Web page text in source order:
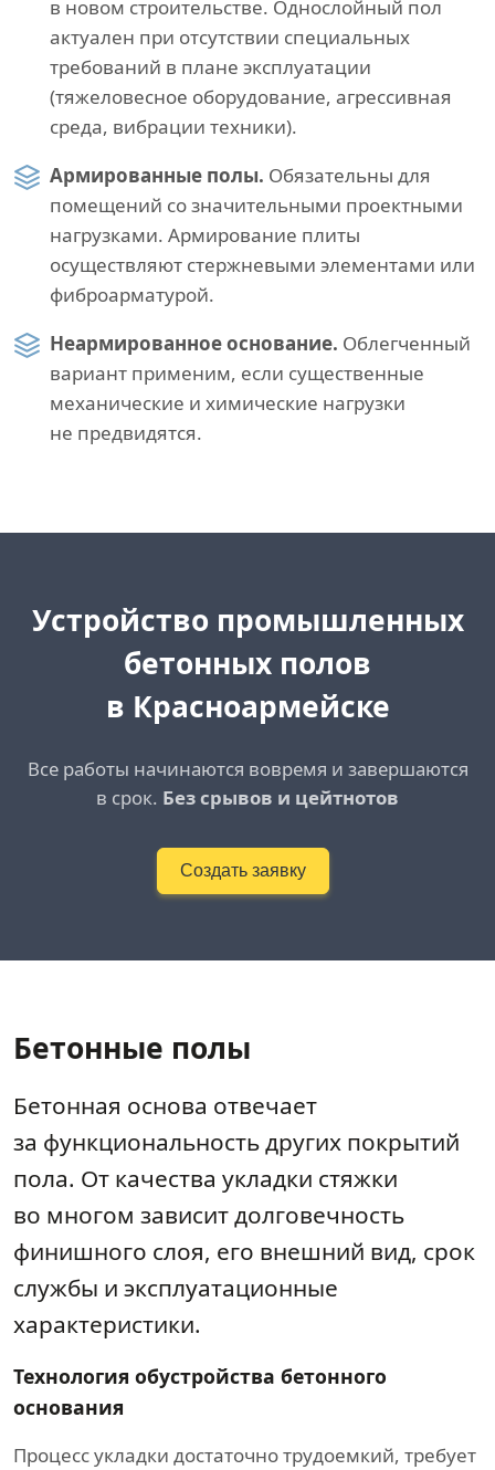
в новом строительстве. Однослойный пол
актуален при отсутствии специальных
требований в плане эксплуатации
(тяжеловесное оборудование, агрессивная
среда, вибрации техники).
Армированные полы. Обязательны для
помещений со значительными проектными
нагрузками. Армирование плиты
осуществляют стержневыми элементами или
фиброарматурой.
Неармированное основание. Облегченный
вариант применим, если существенные
механические и химические нагрузки
не предвидятся.
Устройство промышленных
бетонных полов
в Красноармейске
Все работы начинаются вовремя и завершаются
в срок. Без срывов и цейтнотов
Создать заявку
Бетонные полы
Бетонная основа отвечает
за функциональность других покрытий
пола. От качества укладки стяжки
во многом зависит долговечность
финишного слоя, его внешний вид, срок
службы и эксплуатационные
характеристики.
Технология обустройства бетонного
основания
Процесс укладки достаточно трудоемкий, требует